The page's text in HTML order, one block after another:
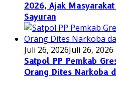
2026, Ajak
Sayuran
Juli 26, 2026Juli 26, 2026
Satpol PP Pemkab
Orang Dites Narkoba